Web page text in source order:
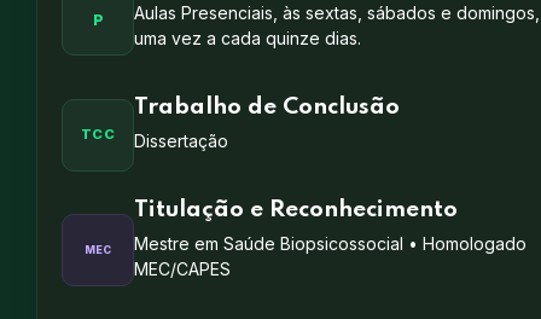
P
Aulas Presenciais, às sextas, sábados e domingos,
uma vez a cada quinze dias.
TCC
Trabalho de Conclusão
Dissertação
MEC
Titulação e Reconhecimento
Mestre em Saúde Biopsicossocial • Homologado
MEC/CAPES